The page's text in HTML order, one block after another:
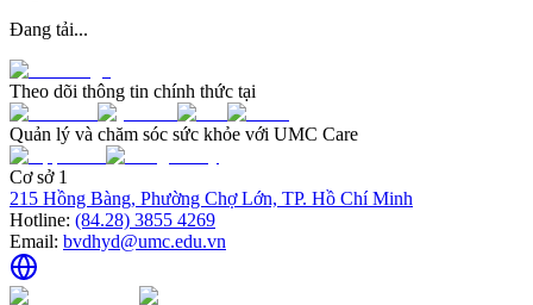
Đang tải...
Theo dõi thông tin chính thức tại
Quản lý và chăm sóc sức khỏe với UMC Care
Cơ sở 1
215 Hồng Bàng, Phường Chợ Lớn, TP. Hồ Chí Minh
Hotline: (84.28) 3855 4269
Email: bvdhyd@umc.edu.vn